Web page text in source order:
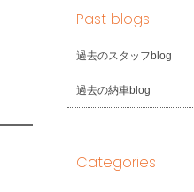
Past blogs
過去のスタッフblog
過去の納車blog
Categories